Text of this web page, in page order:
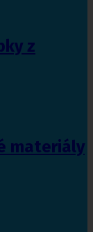
z
materiály